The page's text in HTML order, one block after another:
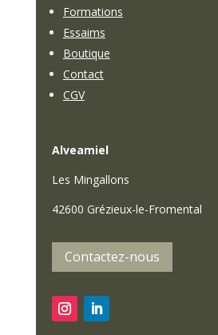
Formations
Essaims
Boutique
Contact
CGV
Alveamiel
Les Mingallons
42600 Grézieux-le-Fromental
Contactez-nous